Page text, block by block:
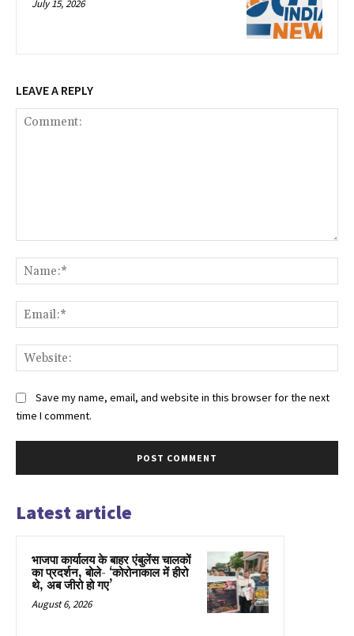
July 15, 2026
LEAVE A REPLY
Save my name, email, and website in this browser for the next
time I comment.
Latest article
भाजपा कार्यालय के बाहर एंबुलेंस चालकों
का प्रदर्शन, बोले- ‘कोरोनाकाल में हीरो
थे, अब जीरो हो गए’
August 6, 2026